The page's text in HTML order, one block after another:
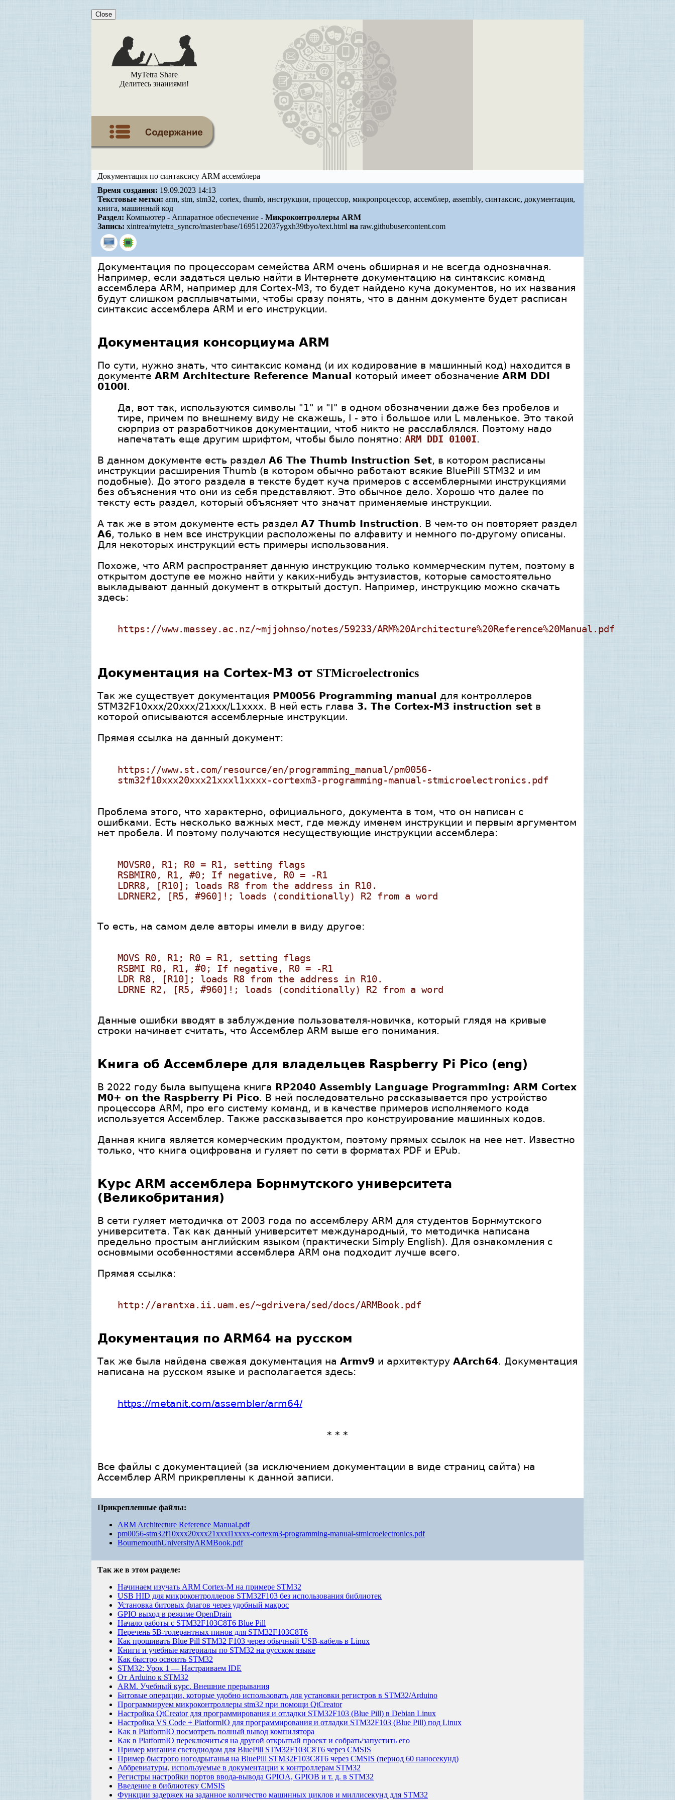
Close
MyTetra Share
Делитесь знаниями!
Документация по синтаксису ARM ассемблера
Время создания: 19.09.2023 14:13
Текстовые метки: arm, stm, stm32, cortex, thumb, инструкции, процессор, микропроцессор, ассемблер, assembly, синтаксис, документация,
книга, машинный код
Раздел: Компьютер - Аппаратное обеспечение - Микроконтроллеры ARM
Запись: xintrea/mytetra_syncro/master/base/1695122037ygxh39tbyo/text.html на raw.githubusercontent.com
Документация по процессорам семейства ARM очень обширная и не всегда однозначная.
Например, если задаться целью найти в Интернете документацию на синтаксис команд
ассемблера ARM, например для Cortex-M3, то будет найдено куча документов, но их названия
будут слишком расплывчатыми, чтобы сразу понять, что в даннм документе будет расписан
синтаксис ассемблера ARM и его инструкции.
Документация консорциума ARM
По сути, нужно знать, что синтаксис команд (и их кодирование в машинный код) находится в
документе ARM Architecture Reference Manual который имеет обозначение ARM DDI
0100I .
Да, вот так, используются символы "1" и "I" в одном обозначении даже без пробелов и
тире, причем по внешнему виду не скажешь, I - это i большое или L маленькое. Это такой
сюрприз от разработчиков документации, чтоб никто не расслаблялся. Поэтому надо
напечатать еще другим шрифтом, чтобы было понятно: ARM DDI 0100I.
В данном документе есть раздел A6 The Thumb Instruction Set, в котором расписаны
инструкции расширения Thumb (в котором обычно работают всякие BluePill STM32 и им
подобные). До этого раздела в тексте будет куча примеров с ассемблерными инструкциями
без объяснения что они из себя представляют. Это обычное дело. Хорошо что далее по
тексту есть раздел, который объясняет что значат применяемые инструкции.
А так же в этом документе есть раздел A7 Thumb Instruction. В чем-то он повторяет раздел
A6, только в нем все инструкции расположены по алфавиту и немного по-другому описаны.
Для некоторых инструкций есть примеры использования.
Похоже, что ARM распространяет данную инструкцию только коммерческим путем, поэтому в
открытом доступе ее можно найти у каких-нибудь энтузиастов, которые самостоятельно
выкладывают данный документ в открытый доступ. Например, инструкцию можно скачать
здесь:
https://www.massey.ac.nz/~mjjohnso/notes/59233/ARM%20Architecture%20Reference%20Manual.pdf
Документация на Cortex-M3 от STMicroelectronics
Так же существует документация PM0056 Programming manual
для контроллеров
STM32F10xxx/20xxx/21xxx/L1xxxx. В ней есть глава 3. The Cortex-M3 instruction set в
которой описываются ассемблерные инструкции.
Прямая ссылка на данный документ:
https://www.st.com/resource/en/programming_manual/pm0056-
stm32f10xxx20xxx21xxxl1xxxx-cortexm3-programming-manual-stmicroelectronics.pdf
Проблема этого, что характерно, официального, документа в том, что он написан с
ошибками. Есть несколько важных мест, где между именем инструкции и первым аргументом
нет пробела. И поэтому получаются несуществующие инструкции ассемблера:
MOVSR0, R1; R0 = R1, setting flags
RSBMIR0, R1, #0; If negative, R0 = -R1
LDRR8, [R10]; loads R8 from the address in R10.
LDRNER2, [R5, #960]!; loads (conditionally) R2 from a word
То есть, на самом деле авторы имели в виду другое:
MOVS R0, R1; R0 = R1, setting flags
RSBMI R0, R1, #0; If negative, R0 = -R1
LDR R8, [R10]; loads R8 from the address in R10.
LDRNE R2, [R5, #960]!; loads (conditionally) R2 from a word
Данные ошибки вводят в заблуждение пользователя-новичка, который глядя на кривые
строки начинает считать, что Ассемблер ARM выше его понимания.
Книга об Ассемблере для владельцев Raspberry Pi Pico (eng)
В 2022 году была выпущена книга
RP2040 Assembly Language Programming: ARM Cortex
M0+ on the Raspberry Pi Pico. В ней последовательно рассказывается про устройство
процессора ARM, про его систему команд, и в качестве примеров исполняемого кода
используется Ассемблер. Также рассказывается про конструирование машинных кодов.
Данная книга является комерческим продуктом, поэтому прямых ссылок на нее нет. Известно
только, что книга оцифрована и гуляет по сети в форматах PDF и EPub.
Курс ARM ассемблера Борнмутского университета
(Великобритания)
В сети гуляет методичка от 2003 года по ассемблеру ARM для студентов Борнмутского
университета. Так как данный университет международный, то методичка написана
предельно простым английским языком (практически Simply English). Для ознакомления с
основмыми особенностями ассемблера ARM она подходит лучше всего.
Прямая ссылка:
http://arantxa.ii.uam.es/~gdrivera/sed/docs/ARMBook.pdf
Документация по ARM64 на русском
Так же была найдена свежая документация на Armv9 и архитектуру AArch64. Документация
написана на русском языке и располагается здесь:
https://metanit.com/assembler/arm64/
* * *
Все файлы с документацией (за исключением документации в виде страниц сайта) на
Ассемблер ARM прикреплены к данной записи.
Прикрепленные файлы:
ARM Architecture Reference Manual.pdf
pm0056-stm32f10xxx20xxx21xxxl1xxxx-cortexm3-programming-manual-stmicroelectronics.pdf
BournemouthUniversityARMBook.pdf
Так же в этом разделе:
Начинаем изучать ARM Cortex-M на примере STM32
USB HID для микроконтроллеров STM32F103 без использования библиотек
Установка битовых флагов через удобный макрос
GPIO выход в режиме OpenDrain
Начало работы с STM32F103C8T6 Blue Pill
Перечень 5В-толерантных пинов для STM32F103C8T6
Как прошивать Blue Pill STM32 F103 через обычный USB-кабель в Linux
Книги и учебные материалы по STM32 на русском языке
Как быстро освоить STM32
STM32: Урок 1 — Настраиваем IDE
От Arduino к STM32
ARM. Учебный курс. Внешние прерывания
Битовые операции, которые удобно использовать для установки регистров в STM32/Arduino
Программируем микроконтроллеры stm32 при помощи QtCreator
Настройка QtCreator для программирования и отладки STM32F103 (Blue Pill) в Debian Linux
Настройка VS Code + PlatformIO для программирования и отладки STM32F103 (Blue Pill) под Linux
Как в PlatformIO посмотреть полный вывод компилятора
Как в PlatformIO переключиться на другой открытый проект и собрать/запустить его
Пример мигания светодиодом для BluePill STM32F103C8T6 через CMSIS
Пример быстрого ногодрыганья на BluePill STM32F103C8T6 через CMSIS (период 60 наносекунд)
Аббревиатуры, используемые в документации к контроллерам STM32
Регистры настройки портов ввода-вывода GPIOA, GPIOB и т. д. в STM32
Введение в библиотеку CMSIS
Функции задержек на заданное количество машинных циклов и миллисекунд для STM32